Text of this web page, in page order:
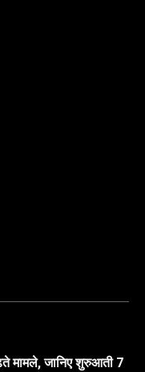
जानिए शुरुआती 7